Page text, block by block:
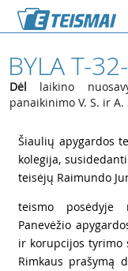
BYLA T-
Dėl laikino
panaikinimo V. S. ir A.
Šiaulių apygardos
kolegija,
teisėjų Raimundo
teismo posėdyje
Panevėžio
ir korupcijos tyrimo
Rimkaus prašymą